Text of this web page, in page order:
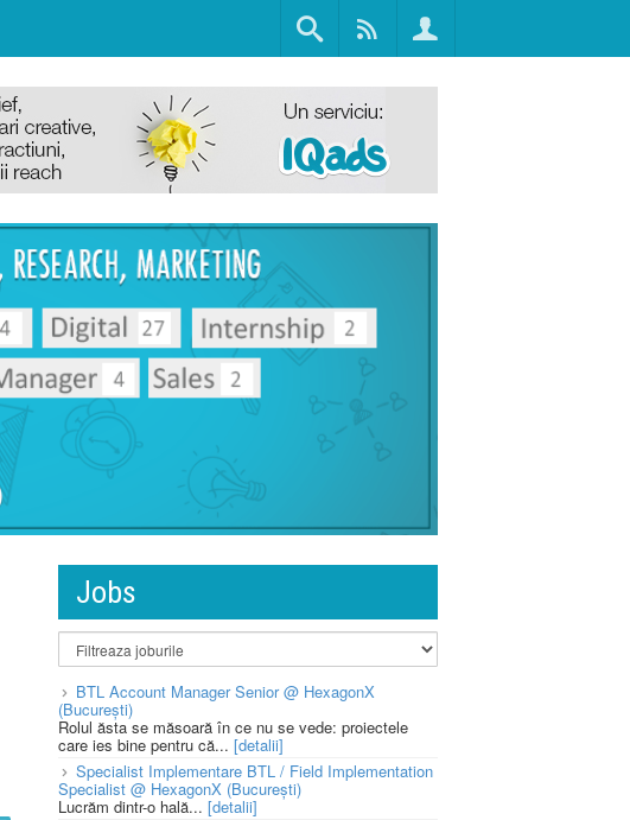
Jobs
BTL Account Manager Senior @ HexagonX
(București)
Rolul ăsta se măsoară în ce nu se vede: proiectele
care ies bine pentru că... [detalii]
Specialist Implementare BTL / Field Implementation
Specialist @ HexagonX (București)
Lucrăm dintr-o hală... [detalii]